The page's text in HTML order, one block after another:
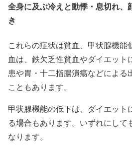
全身に及ぶ冷えと動悸・息切れ、
き
これらの症状は貧血、甲状腺機能
血は、鉄欠乏性貧血やダイエット
患や胃・十二指腸潰瘍などによる
こともあります。
甲状腺機能の低下は、ダイエット
る場合もあります。いずれにして
なります。